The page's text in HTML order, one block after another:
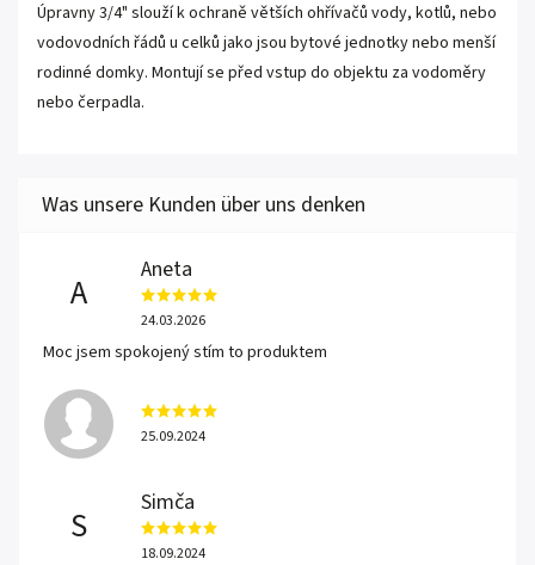
Úpravny 3/4" slouží k ochraně větších ohřívačů vody, kotlů, nebo
vodovodních řádů u celků jako jsou bytové jednotky nebo menší
rodinné domky. Montují se před vstup do objektu za vodoměry
nebo čerpadla.
A
Aneta
24.03.2026
Moc jsem spokojený stím to produktem
25.09.2024
S
Simča
18.09.2024